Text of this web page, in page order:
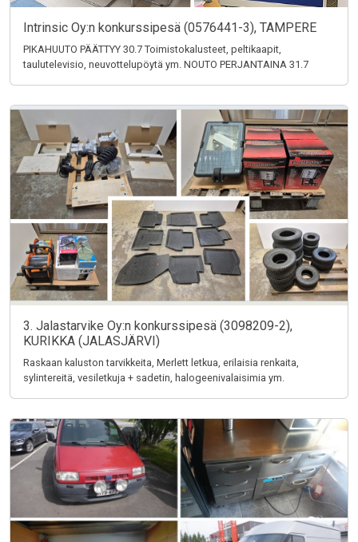
Intrinsic Oy:n konkurssipesä (0576441-3), TAMPERE
PIKAHUUTO PÄÄTTYY 30.7 Toimistokalusteet, peltikaapit,
taulutelevisio, neuvottelupöytä ym. NOUTO PERJANTAINA 31.7
3. Jalastarvike Oy:n konkurssipesä (3098209-2),
KURIKKA (JALASJÄRVI)
Raskaan kaluston tarvikkeita, Merlett letkua, erilaisia renkaita,
sylintereitä, vesiletkuja + sadetin, halogeenivalaisimia ym.